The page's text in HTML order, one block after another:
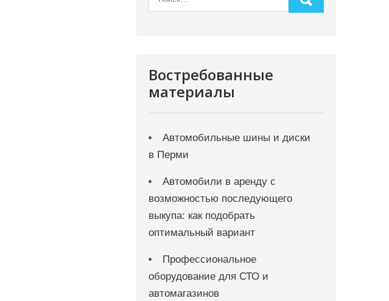
Востребованные
материалы
Автомобильные шины и диски
в Перми
Автомобили в аренду с
возможностью последующего
выкупа: как подобрать
оптимальный вариант
Профессиональное
оборудование для СТО и
автомагазинов